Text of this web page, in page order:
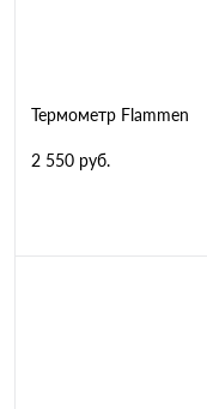
Термометр Flammen
2 550 руб.